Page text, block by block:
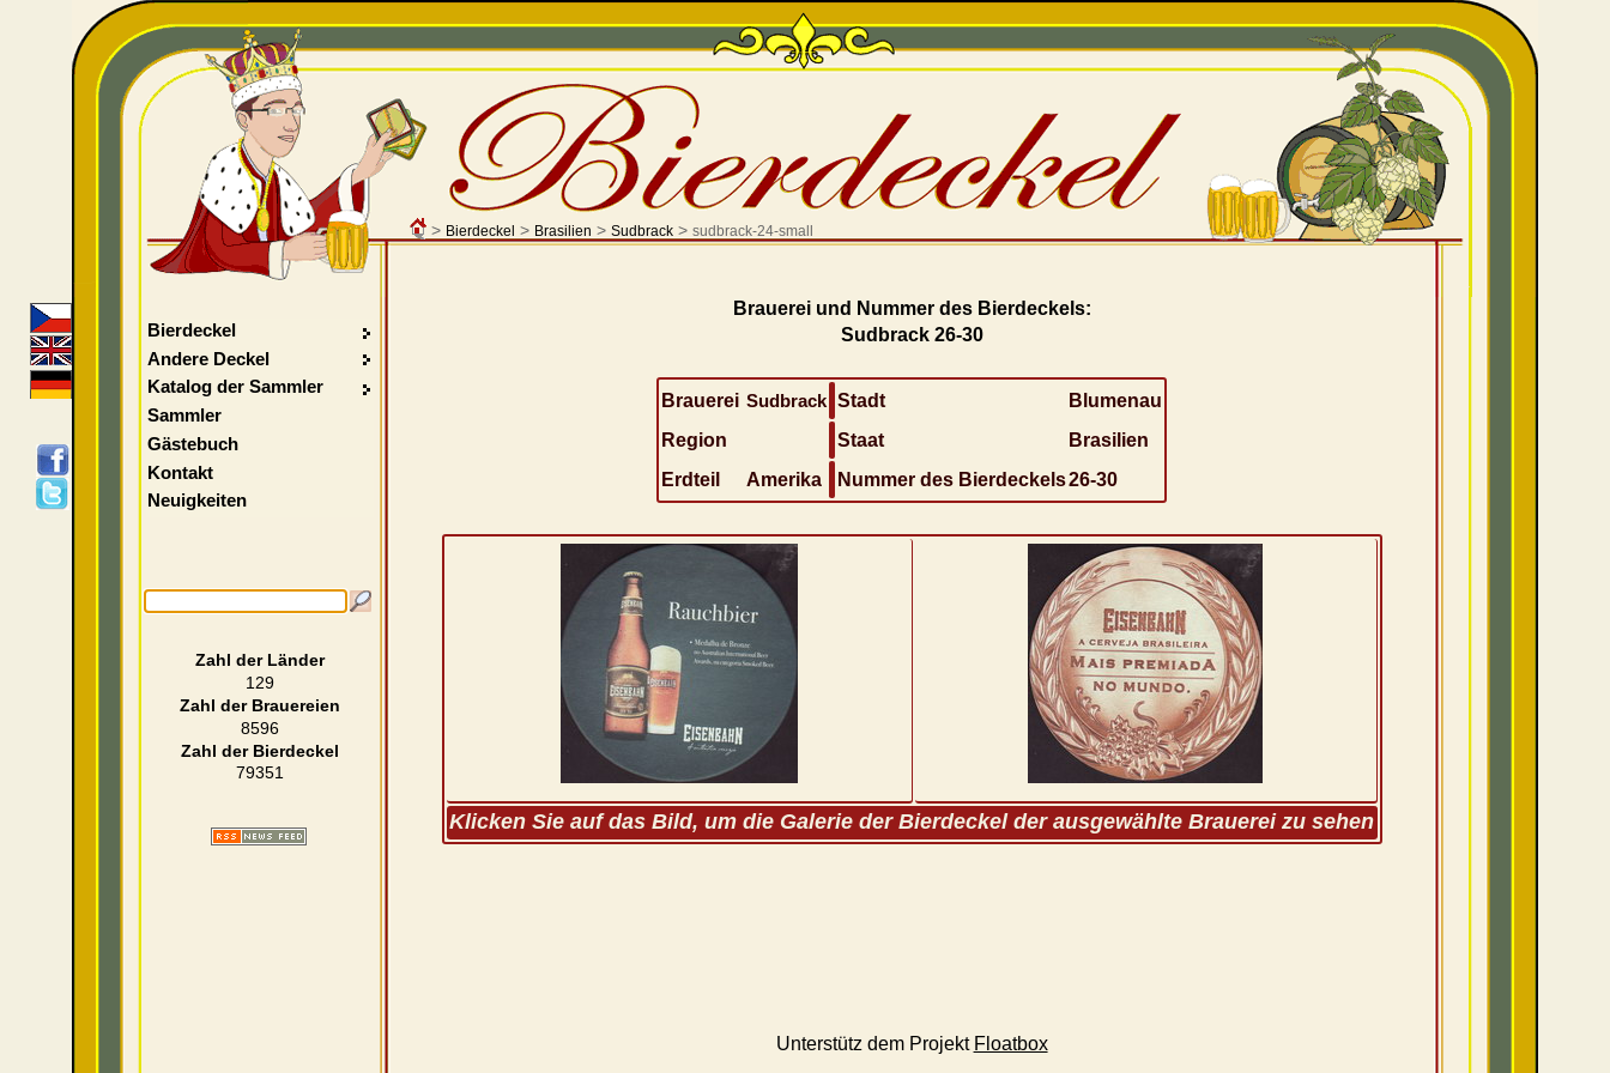
> Bierdeckel > Brasilien > Sudbrack> sudbrack-24-small
Brauerei und Nummer des Bierdeckels:
Sudbrack 26-30
Brauerei Sudbrack Stadt
Blumenau
Region
Staat
Brasilien
Erdteil
Amerika Nummer des Bierdeckels26-30
Klicken Sie auf das Bild, um die Galerie der Bierdeckel der ausgewählte Brauerei zu sehen
Unterstütz dem Projekt Floatbox
Bierdeckel
Andere Deckel
Katalog der Sammler
Sammler
Gästebuch
Kontakt
Neuigkeiten
Zahl der Länder
129
Zahl der Brauereien
8596
Zahl der Bierdeckel
79351